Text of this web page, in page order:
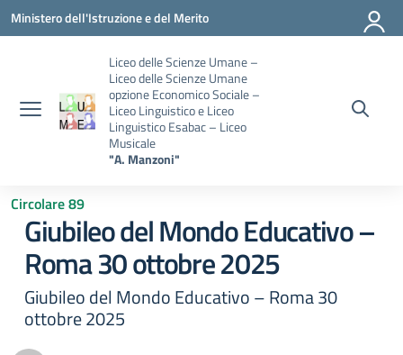
Vai ai contenuti
Vai al menu di navigazione
Vai al footer
Ministero dell'Istruzione e del Merito
Liceo delle Scienze Umane –
Liceo delle Scienze Umane
opzione Economico Sociale –
Liceo Linguistico e Liceo
Linguistico Esabac – Liceo
Musicale
"A. Manzoni"
Circolare 89
Giubileo del Mondo Educativo –
Roma 30 ottobre 2025
Giubileo del Mondo Educativo – Roma 30
ottobre 2025